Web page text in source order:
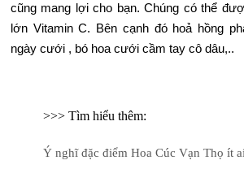
cũng mang lợi cho bạn. Chúng có thể
lớn Vitamin C. Bên cạnh đó hoả hồng
ngày cưới , bó hoa cưới cầm tay cô dâu,..
>>> Tìm hiểu thêm:
Ý nghĩ đặc điểm Hoa Cúc Vạn Thọ ít